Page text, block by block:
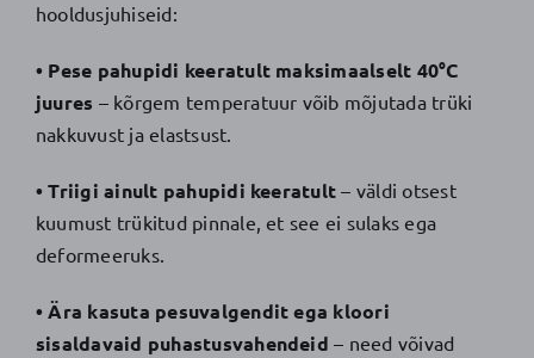
hooldusjuhiseid:
• Pese pahupidi keeratult maksimaalselt 40°C
juures – kõrgem temperatuur võib mõjutada trüki
nakkuvust ja elastsust.
• Triigi ainult pahupidi keeratult – väldi otsest
kuumust trükitud pinnale, et see ei sulaks ega
deformeeruks.
• Ära kasuta pesuvalgendit ega kloori
sisaldavaid puhastusvahendeid – need võivad